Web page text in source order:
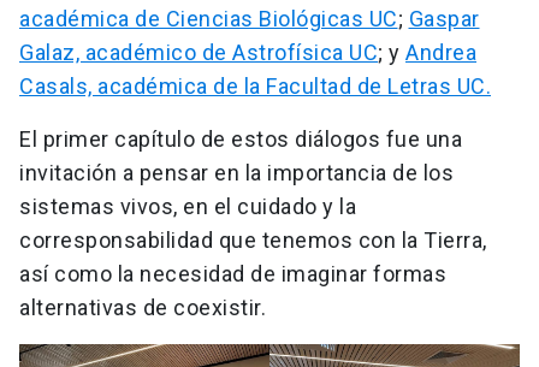
académica de Ciencias Biológicas UC; Gaspar
Galaz, académico de Astrofísica UC; y Andrea
Casals, académica de la Facultad de Letras UC.
El primer capítulo de estos diálogos fue una
invitación a pensar en la importancia de los
sistemas vivos, en el cuidado y la
corresponsabilidad que tenemos con la Tierra,
así como la necesidad de imaginar formas
alternativas de coexistir.